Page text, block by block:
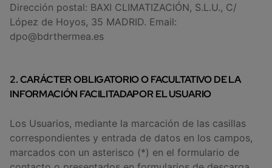
Dirección postal: BAXI CLIMATIZACIÓN, S.L.U., C/
López de Hoyos, 35 MADRID. Email:
dpo@bdrthermea.es
2. CARÁCTER OBLIGATORIO O FACULTATIVO DE LA
INFORMACIÓN FACILITADAPOR EL USUARIO
Los Usuarios, mediante la marcación de las casillas
correspondientes y entrada de datos en los campos,
marcados con un asterisco (*) en el formulario de